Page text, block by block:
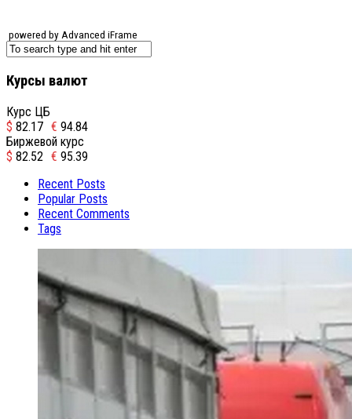
powered by Advanced iFrame
Курсы валют
Курс ЦБ
$ 82.17 € 94.84
Биржевой курс
$ 82.52 € 95.39
Recent Posts
Popular Posts
Recent Comments
Tags